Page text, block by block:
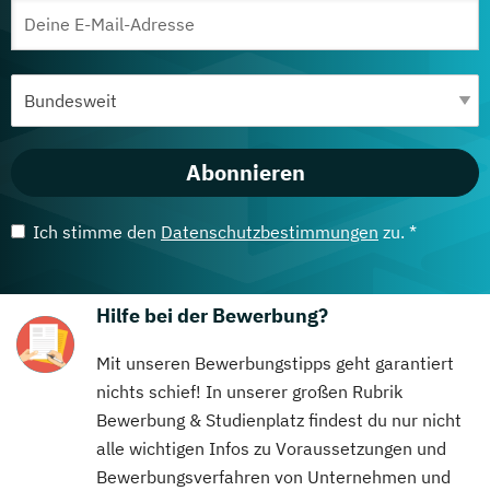
Abonnieren
Ich stimme den Datenschutzbestimmungen zu. *
Hilfe bei der Bewerbung?
Mit unseren Bewerbungstipps geht garantiert
nichts schief! In unserer großen Rubrik
Bewerbung & Studienplatz findest du nur nicht
alle wichtigen Infos zu Voraussetzungen und
Bewerbungsverfahren von Unternehmen und